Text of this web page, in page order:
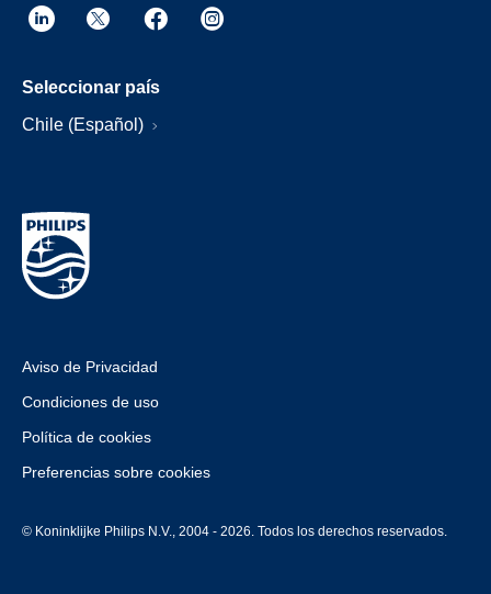
Seleccionar país
Chile (Español)
Aviso de Privacidad
Condiciones de uso
Política de cookies
Preferencias sobre cookies
© Koninklijke Philips N.V., 2004 - 2026. Todos los derechos reservados.